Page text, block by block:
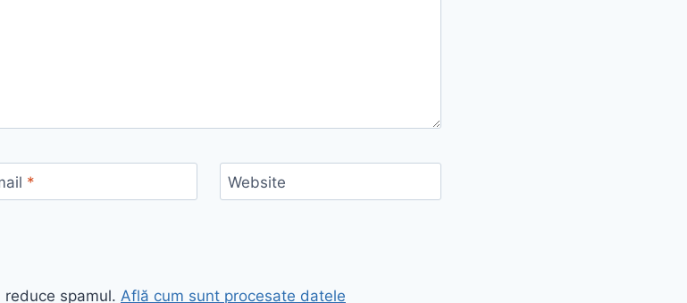
* Website
spamul. Află cum sunt procesate datele